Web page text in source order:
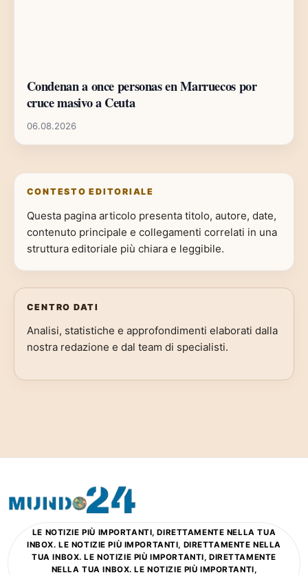
Condenan a once personas en Marruecos por
cruce masivo a Ceuta
06.08.2026
CONTESTO EDITORIALE
Questa pagina articolo presenta titolo, autore, date,
contenuto principale e collegamenti correlati in una
struttura editoriale più chiara e leggibile.
CENTRO DATI
Analisi, statistiche e approfondimenti elaborati dalla
nostra redazione e dal team di specialisti.
LE NOTIZIE PIÙ IMPORTANTI, DIRETTAMENTE NELLA TUA
INBOX. LE NOTIZIE PIÙ IMPORTANTI, DIRETTAMENTE NELLA
TUA INBOX. LE NOTIZIE PIÙ IMPORTANTI, DIRETTAMENTE
NELLA TUA INBOX. LE NOTIZIE PIÙ IMPORTANTI,